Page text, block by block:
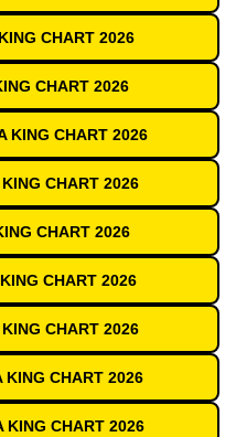
CHART 2026
CHART 2026
KING CHART 2026
CHART 2026
CHART 2026
CHART 2026
CHART 2026
KING CHART 2026
KING CHART 2026